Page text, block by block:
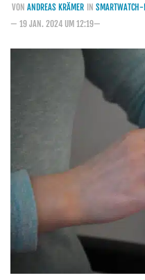
Handytarife
BASE
Datentarife
Prepaid-Tarife
Flatrate-Prepaidtarife
Mobilfunk-
Mobilfunk-
VON ANDREAS KRÄMER IN
— 19 JAN. 2024 UM 12:19—